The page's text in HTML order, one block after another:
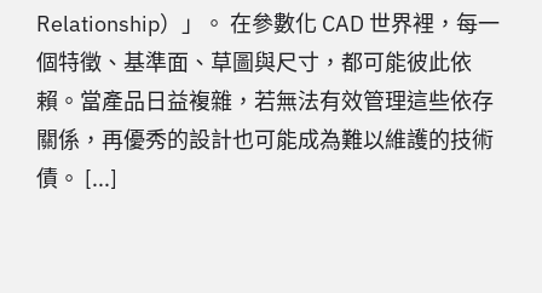
Relationship）」。 在參數化 CAD 世界裡，每一
個特徵、基準面、草圖與尺寸，都可能彼此依
賴。當產品日益複雜，若無法有效管理這些依存
關係，再優秀的設計也可能成為難以維護的技術
債。 [...]